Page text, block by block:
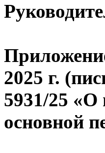
2025 г.
5931/25
основной